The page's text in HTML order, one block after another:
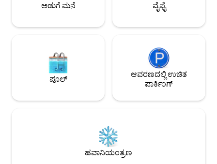
ಅಡುಗೆ ಮನೆ ವೈಫೈ
ಪೂಲ್
ಆವರಣದಲ್ಲಿ ಉಚಿತ
ಪಾರ್ಕಿಂಗ್
ಹವಾನಿಯಂತ್ರಣ